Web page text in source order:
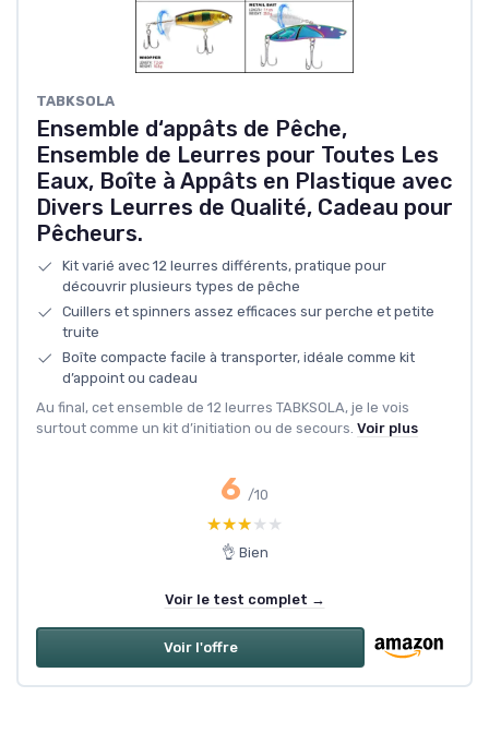
TABKSOLA
Ensemble d‘appâts de Pêche,
Ensemble de Leurres pour Toutes Les
Eaux, Boîte à Appâts en Plastique avec
Divers Leurres de Qualité, Cadeau pour
Pêcheurs.
Kit varié avec 12 leurres différents, pratique pour
découvrir plusieurs types de pêche
Cuillers et spinners assez efficaces sur perche et petite
truite
Boîte compacte facile à transporter, idéale comme kit
d’appoint ou cadeau
Au final, cet ensemble de 12 leurres TABKSOLA, je le vois
surtout comme un kit d’initiation ou de secours. Voir plus
6 /10
★★★★★
★★★★★
👌 Bien
Voir le test complet →
Voir l'offre